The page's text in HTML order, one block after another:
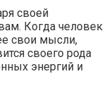
своей
Когда человек
свои мысли,
своего рода
энергий и